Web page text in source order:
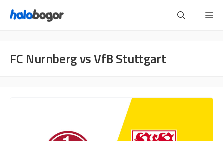
FC Nurnberg vs VfB Stuttgart